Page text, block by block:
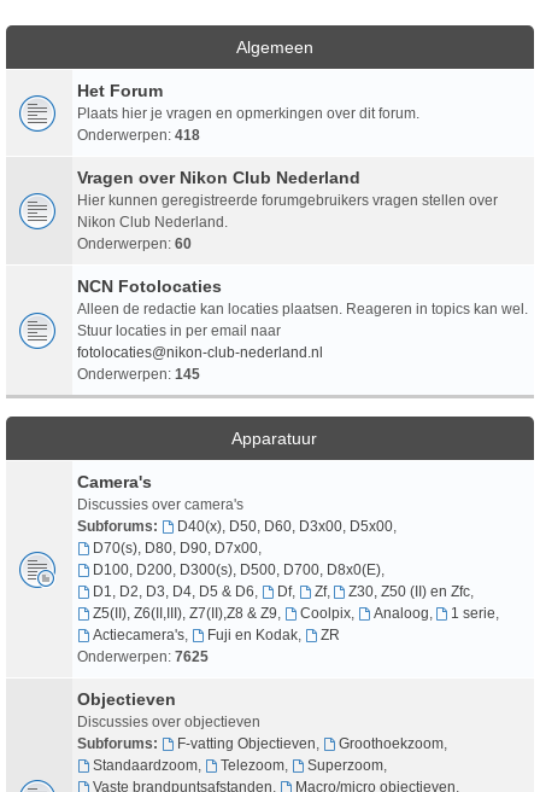
Algemeen
Het Forum
Plaats hier je vragen en opmerkingen over dit forum.
Onderwerpen: 418
Vragen over Nikon Club Nederland
Hier kunnen geregistreerde forumgebruikers vragen stellen over
Nikon Club Nederland.
Onderwerpen: 60
NCN Fotolocaties
Alleen de redactie kan locaties plaatsen. Reageren in topics kan wel.
Stuur locaties in per email naar
fotolocaties@nikon-club-nederland.nl
Onderwerpen: 145
Apparatuur
Camera's
Discussies over camera's
Subforums:
D40(x), D50, D60, D3x00, D5x00,
D70(s), D80, D90, D7x00,
D100, D200, D300(s), D500, D700, D8x0(E),
D1, D2, D3, D4, D5 & D6
Df, Zf, Z30, Z50 (II) en Zfc
Z5(II), Z6(II,III), Z7(II),Z8 & Z9
Coolpix, Analoog 1 serie
Actiecamera's, Fuji en Kodak,
ZR
Onderwerpen: 7625
Objectieven
Discussies over objectieven
Subforums:
F-vatting Objectieven Groothoekzoom,
Standaardzoom, Telezoom, Superzoom,
Vaste brandpuntsafstanden
Macro/micro objectieven